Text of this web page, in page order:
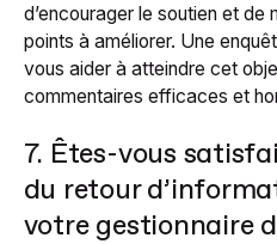
d’encourager le soutien et de
points à améliorer. Une
vous aider à atteindre cet
commentaires efficaces et
7. Êtes-vous
du retour
votre gestionnaire